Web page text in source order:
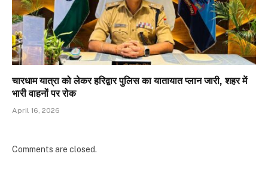
चारधाम यात्रा को लेकर हरिद्वार पुलिस का यातायात प्लान जारी, शहर में
भारी वाहनों पर रोक
April 16, 2026
Comments are closed.